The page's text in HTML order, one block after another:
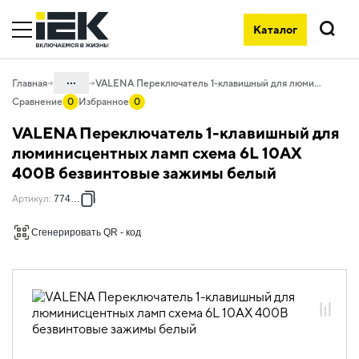
Каталог
Поиск
Главная ...
удлинители и силовые разъемы
изделия скрытого монтажа VALENA
VALENA Переключатель 1-клавишный для люминисцентных ламп схема 6L 10АХ 400В безвинтовые зажимы белый
Сравнение 0 Избранное 0
VALENA Переключатель 1-клавишный для
люминисцентных ламп схема 6L 10АХ
400В безвинтовые зажимы белый
Артикул: 774403
Сгенерировать QR - код